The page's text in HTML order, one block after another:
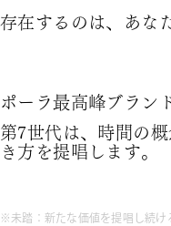
存在 す る の は あ な
ポ ー ラ最高峰ブ ラ ン
第7世代 は、 時 間 の概
き 方 を提唱 し ま す。
※未踏：新たな価値を提唱し続